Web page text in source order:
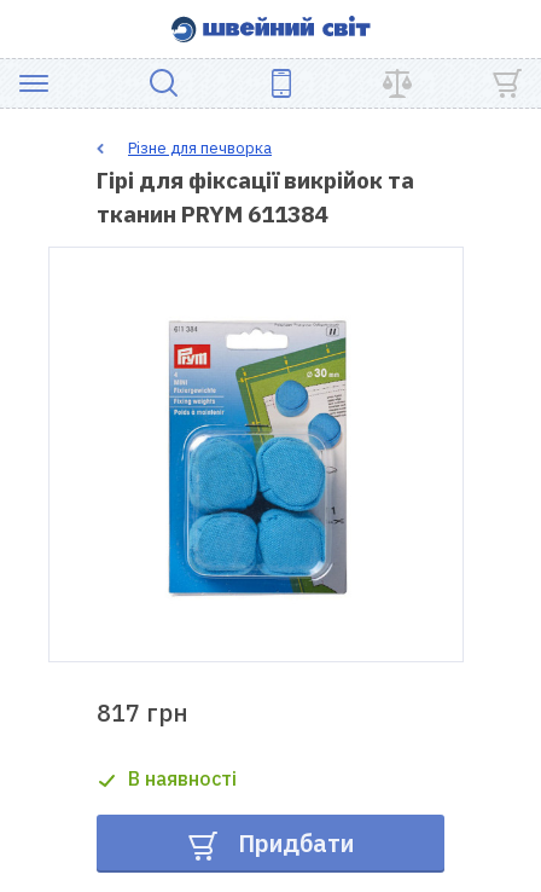
ШВЕЙНЕ
ОБЛАДНАННЯ
Гарантія
швейної
техніки
Корисні
Різне для печворка
Гірі для фіксації викрійок та
тканин PRYM 611384
817 грн
В наявності
Придбати